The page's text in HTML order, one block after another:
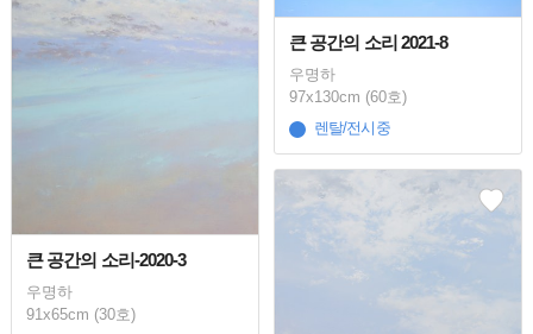
큰 공간의 소리 2021-8
우명하
97x130cm (60호)
렌탈/전시중
큰 공간의 소리-2020-3
우명하
91x65cm (30호)